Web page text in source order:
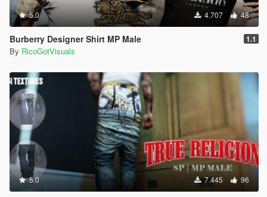
5.0 4.707 48
Burberry Designer Shirt MP Male 1.1
By RicoGotVisuals
5.0 7.445 96